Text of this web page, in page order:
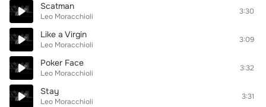
Scatman
Leo Moracchioli
3:30
Like a Virgin
Leo Moracchioli
3:09
Poker Face
Leo Moracchioli
3:32
Stay
Leo Moracchioli
3:31